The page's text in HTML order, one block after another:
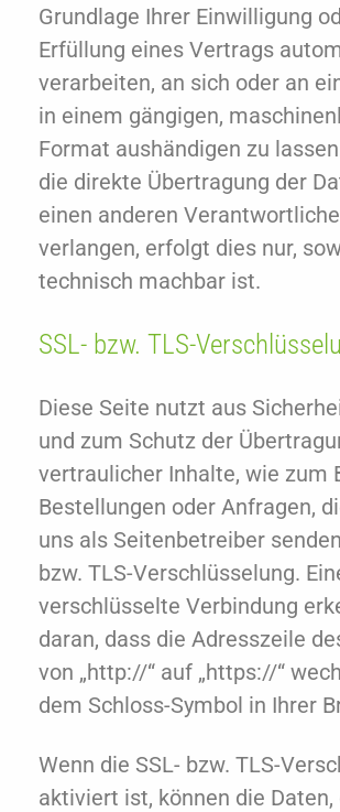
Grundlage Ihrer Einwilligung
Erfüllung eines Vertrags
verarbeiten, an sich oder an
in einem gängigen,
Format aushändigen zu
die direkte Übertragung der
einen anderen
verlangen, erfolgt dies nur,
technisch machbar ist.
SSL- bzw. TLS-
Diese Seite nutzt aus
und zum Schutz der
vertraulicher Inhalte, wie zum
Bestellungen oder Anfragen,
uns als Seitenbetreiber
bzw. TLS-Verschlüsselung.
verschlüsselte Verbindung
daran, dass die Adresszeile
von „http://“ auf „https://“
dem Schloss-Symbol in Ihrer
Wenn die SSL- bzw. TLS-
aktiviert ist, können die Daten,